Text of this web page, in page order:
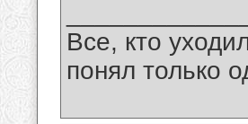
Все, кто
понял только